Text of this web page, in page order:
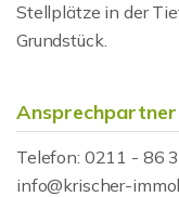
Stellplätze in der
Grundstück.
Ansprechpartner
Telefon: 0211 - 86
info@krischer-